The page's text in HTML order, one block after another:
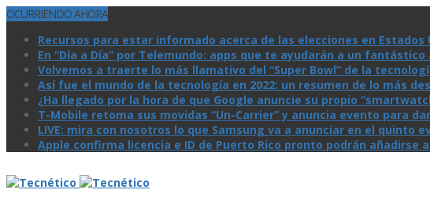
OCURRIENDO AHORA
Recursos para estar informado acerca de las elecciones en Estados
En “Día a Día” por Telemundo: apps que te ayudarán a un fantástico
Volvemos a traerte lo más llamativo del “Super Bowl” de la
Así­ fue el mundo de la tecnologí­a en 2022: un resumen de lo más
¿Ha llegado por la hora de que Google anuncie su propio
T-Mobile retoma sus movidas “Un-Carrier” y anuncia evento para
LIVE: mira con nosotros lo que Samsung va a anunciar en el quinto
Apple confirma licencia e ID de Puerto Rico pronto podrán añadirse